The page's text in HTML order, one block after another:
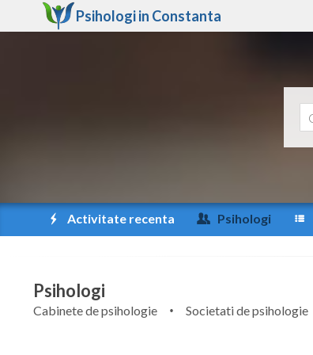
Psihologi in Constanta
Activitate recenta Psihologi
Psihologi
Cabinete de psihologie Societati de psihologie